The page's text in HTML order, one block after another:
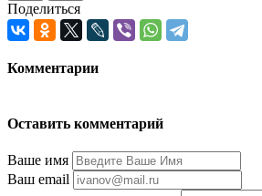
Поделиться
Комментарии
Оставить комментарий
Ваше имя
Ваш email